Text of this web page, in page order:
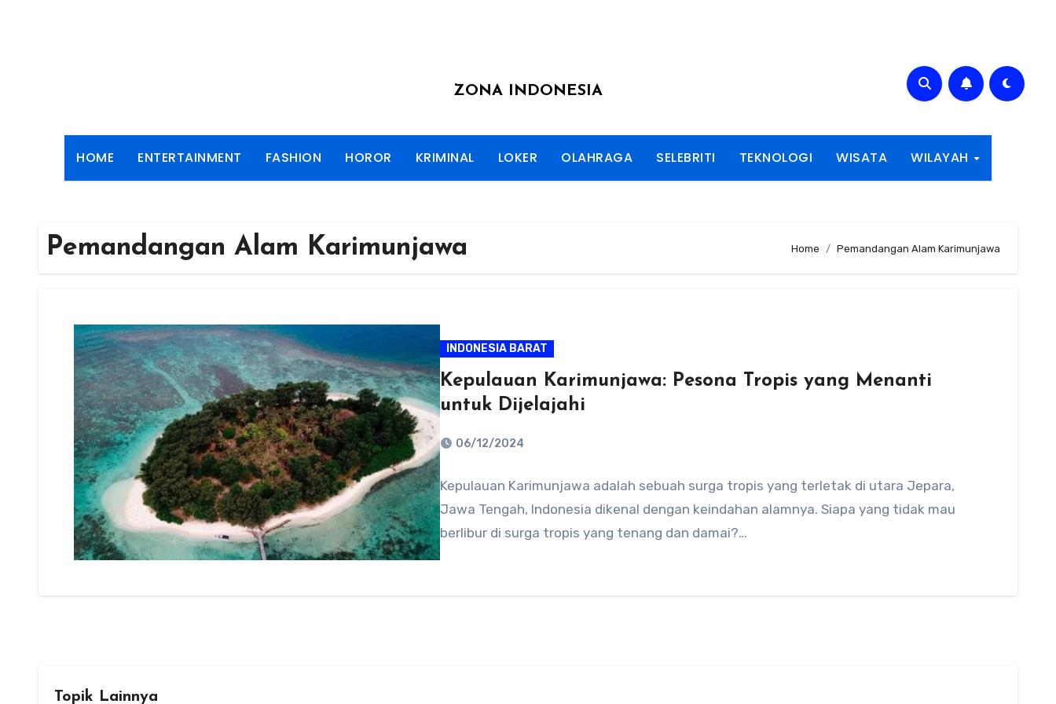
ZONA INDONESIA
HOME ENTERTAINMENT FASHION HOROR KRIMINAL LOKER OLAHRAGA SELEBRITI TEKNOLOGI WISATA WILAYAH
Pemandangan Alam Karimunjawa Home Pemandangan Alam Karimunjawa
INDONESIA BARAT
Kepulauan Karimunjawa: Pesona Tropis yang Menanti
untuk Dijelajahi
06/12/2024
Comments
Kepulauan Karimunjawa adalah sebuah surga tropis yang terletak di utara Jepara,
Jawa Tengah, Indonesia dikenal dengan keindahan alamnya. Siapa yang tidak mau
berlibur di surga tropis yang tenang dan damai?…
Topik Lainnya